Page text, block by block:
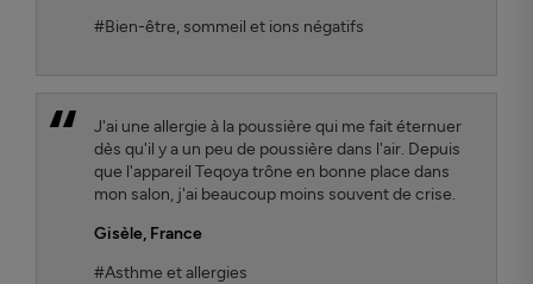
#Bien-être, sommeil et ions négatifs
J'ai une allergie à la poussière qui me fait éternuer
dès qu'il y a un peu de poussière dans l'air. Depuis
que l'appareil Teqoya trône en bonne place dans
mon salon, j'ai beaucoup moins souvent de crise.
Gisèle, France
#Asthme et allergies